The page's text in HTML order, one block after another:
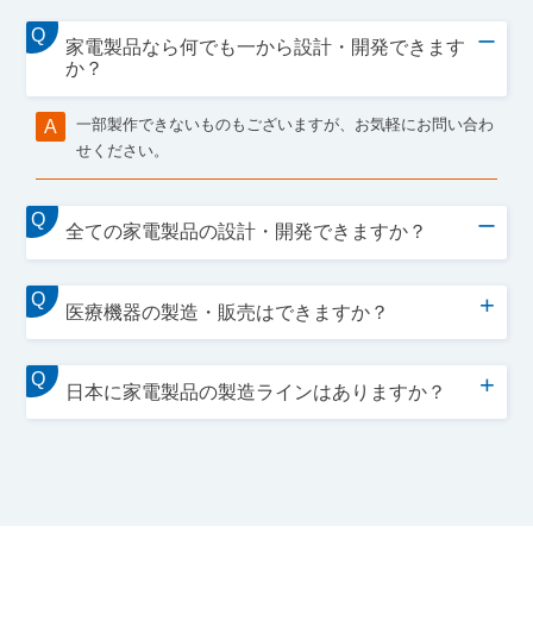
Q
家電製品なら何でも一から設計・開発できます
か？
ー
A
一部製作できないものもございますが、お気軽にお問い合わ
せください。
Q
全ての家電製品の設計・開発できますか？ ー
Q
医療機器の製造・販売はできますか？ +
Q
日本に家電製品の製造ラインはありますか？ +